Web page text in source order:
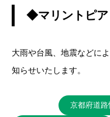
◆マリントピア
大雨や台風、地震などに
知らせいたします。
京都府道